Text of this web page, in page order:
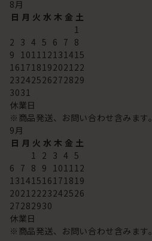
8月
日 月 火 水 木 金 土
1
2 3 4 5 6 7 8
9 101112131415
16171819202122
23242526272829
3031
休業日
※商品発送、お問い合わせ含みます。
9月
日 月 火 水 木 金 土
1 2 3 4 5
6 7 8 9 101112
13141516171819
20212223242526
27282930
休業日
※商品発送、お問い合わせ含みます。